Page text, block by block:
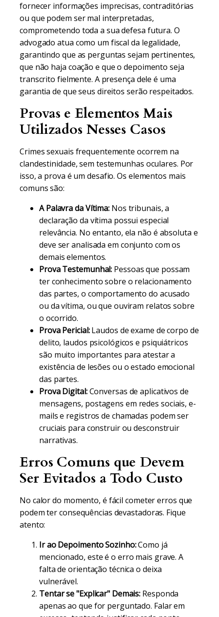
fornecer informações imprecisas, contraditórias
ou que podem ser mal interpretadas,
comprometendo toda a sua defesa futura. O
advogado atua como um fiscal da legalidade,
garantindo que as perguntas sejam pertinentes,
que não haja coação e que o depoimento seja
transcrito fielmente. A presença dele é uma
garantia de que seus direitos serão respeitados.
Provas e Elementos Mais
Utilizados Nesses Casos
Crimes sexuais frequentemente ocorrem na
clandestinidade, sem testemunhas oculares. Por
isso, a prova é um desafio. Os elementos mais
comuns são:
A Palavra da Vítima: Nos tribunais, a
declaração da vítima possui especial
relevância. No entanto, ela não é absoluta e
deve ser analisada em conjunto com os
demais elementos.
Prova Testemunhal: Pessoas que possam
ter conhecimento sobre o relacionamento
das partes, o comportamento do acusado
ou da vítima, ou que ouviram relatos sobre
o ocorrido.
Prova Pericial:Laudos de exame de corpo de
delito, laudos psicológicos e psiquiátricos
são muito importantes para atestar a
existência de lesões ou o estado emocional
das partes.
Prova Digital:Conversas de aplicativos de
mensagens, postagens em redes sociais, e-
mails e registros de chamadas podem ser
cruciais para construir ou desconstruir
narrativas.
Erros Comuns que Devem
Ser Evitados a Todo Custo
No calor do momento, é fácil cometer erros que
podem ter consequências devastadoras. Fique
atento:
Ir ao Depoimento Sozinho:Como já
mencionado, este é o erro mais grave. A
falta de orientação técnica o deixa
vulnerável.
Tentar se "Explicar" Demais: Responda
apenas ao que for perguntado. Falar em